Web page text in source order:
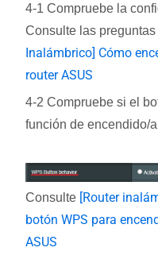
4-1 Compruebe la
Consulte las preguntas
Inalámbrico] Cómo
router ASUS
4-2 Compruebe si el
función de encendido/
Consulte [Router
botón WPS para
ASUS